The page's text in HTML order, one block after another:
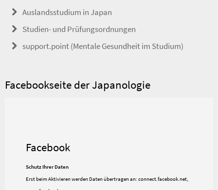
Auslandsstudium in Japan
Studien- und Prüfungsordnungen
support.point (Mentale Gesundheit im Studium)
Facebookseite der Japanologie
Facebook
Schutz Ihrer Daten
Erst beim Aktivieren werden Daten übertragen an: connect.facebook.net,